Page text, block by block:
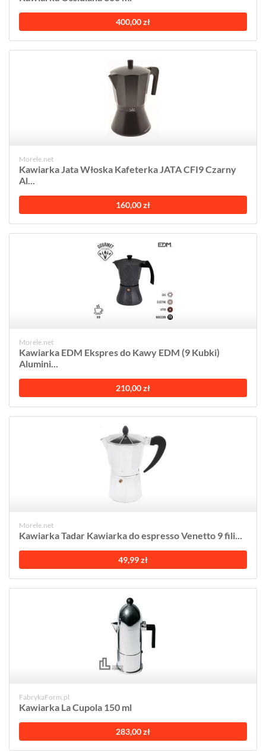
400,00 zł
Morele.net
Kawiarka Jata Włoska Kafeterka JATA CFI9 Czarny
Al...
160,00 zł
Morele.net
Kawiarka EDM Ekspres do Kawy EDM (9 Kubki)
Alumini...
210,00 zł
Morele.net
Kawiarka Tadar Kawiarka do espresso Venetto 9 fili...
49,99 zł
FabrykaForm.pl
Kawiarka La Cupola 150 ml
283,00 zł